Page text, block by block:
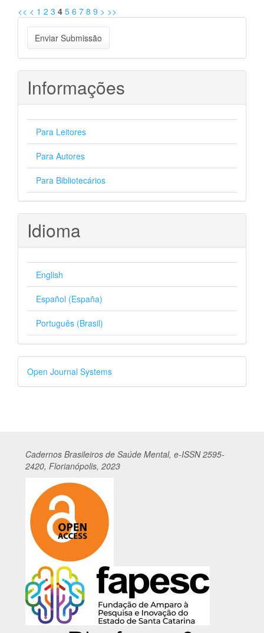
<< < 1 2 3 4 5 6 7 8 9 > >>
Enviar
Submissão
Enviar Submissão
Informações
Para Leitores
Para Autores
Para Bibliotecários
Idioma
English
Español (España)
Português (Brasil)
Desenvolvido
por
Open Journal Systems
Cadernos Brasileiros de Saúde Mental, e-ISSN 2595-
2420, Florianópolis, 2023